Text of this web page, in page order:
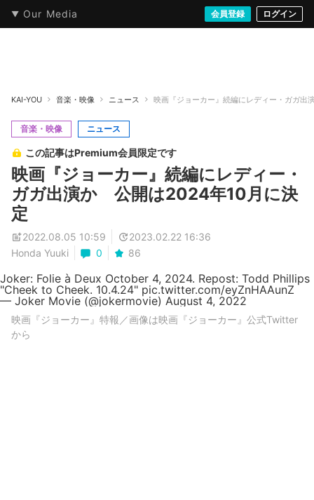
Our Media 会員登録 ログイン
本・文芸 情報化社会 音楽・映像 ゲームストリート
KAI-YOU 音楽・映像 ニュース 映画『ジョーカー』続編にレディー・ガガ
音楽・映像 ニュース
この記事はPremium会員限定です
映画『ジョーカー』続編にレディー・
ガガ出演か 公開は2024年10月に決
定
2022.08.05 10:59
2023.02.22 16:36
Honda Yuuki
0 86
Joker: Folie à Deux October 4, 2024. Repost: Todd Phillips
"Cheek to Cheek. 10.4.24" pic.twitter.com/eyZnHAAunZ
— Joker Movie (@jokermovie) August 4, 2022
映画『ジョーカー』特報／画像は映画『ジョーカー』公式Twitter
から